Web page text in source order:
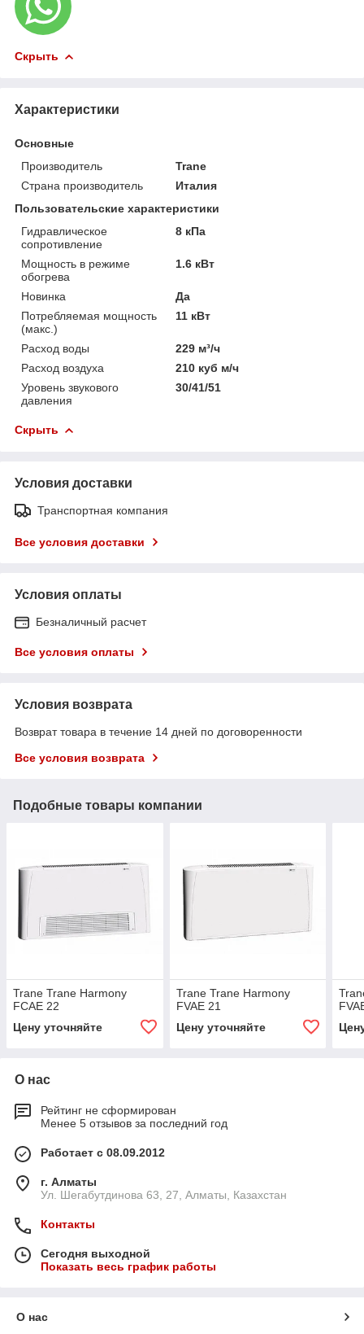
Скрыть
Характеристики
Основные
Производитель
Trane
Страна производитель
Италия
Пользовательские характеристики
Гидравлическое
сопротивление
8 кПа
Мощность в режиме
обогрева
1.6 кВт
Новинка
Да
Потребляемая мощность
(макс.)
11 кВт
Расход воды
229 м³/ч
Расход воздуха
210 куб м/ч
Уровень звукового
давления
30/41/51
Скрыть
Условия доставки
Транспортная компания
Все условия доставки
Условия оплаты
Безналичный расчет
Все условия оплаты
Условия возврата
Возврат товара в течение 14 дней по договоренности
Все условия возврата
Подобные товары компании
Trane Trane Harmony
FCAE 22
Цену уточняйте
Trane Trane Harmony
FVAE 21
Цену уточняйте
О нас
Рейтинг не сформирован
Менее 5 отзывов за последний год
Работает с 08.09.2012
г. Алматы
Ул. Шегабутдинова 63, 27, Алматы, Казахстан
Контакты
Сегодня выходной
Показать весь график работы
О нас